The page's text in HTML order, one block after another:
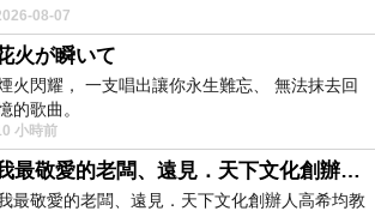
08-07
火が瞬いて
火閃耀， 一支唱出讓你永生難忘、 無法抹去回
的歌曲。
小時前
我最敬愛的老闆、遠見．天下文化創辦人高希均教授
最敬愛的老闆、遠見．天下文化創辦人高希均教